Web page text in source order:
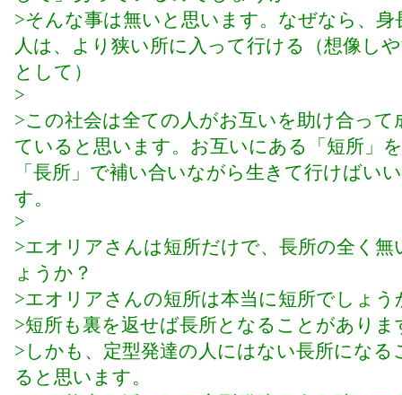
>そんな事は無いと思います。なぜなら、身
人は、より狭い所に入って行ける（想像し
として）
>
>この社会は全ての人がお互いを助け合って
ていると思います。お互いにある「短所」
「長所」で補い合いながら生きて行けばい
す。
>
>エオリアさんは短所だけで、長所の全く無
ょうか？
>エオリアさんの短所は本当に短所でしょう
>短所も裏を返せば長所となることがありま
>しかも、定型発達の人にはない長所になる
ると思います。